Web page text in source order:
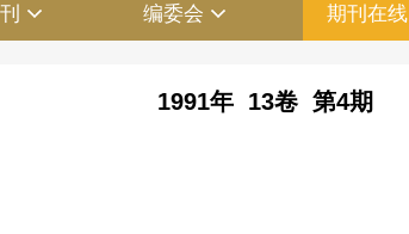
编委会 期刊在线
1991年 13卷 第4期